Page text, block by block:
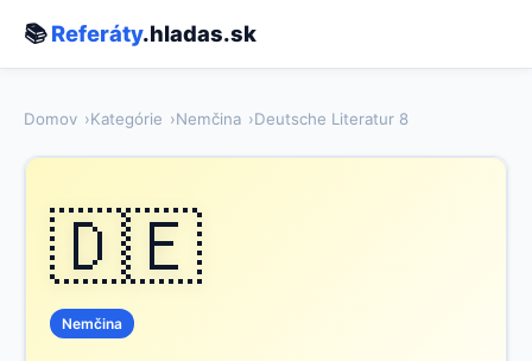
📚Referáty.hladas.sk
Domov Kategórie Nemčina Deutsche Literatur 8
🇩🇪
Nemčina